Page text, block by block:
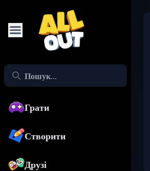
Грати
Створити
Друзі